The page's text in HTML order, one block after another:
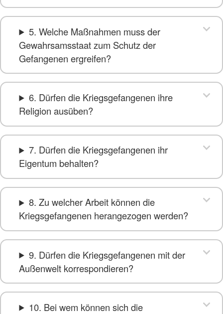
5. Welche Maßnahmen muss der
Gewahrsamsstaat zum Schutz der
Gefangenen ergreifen?
6. Dürfen die Kriegsgefangenen ihre
Religion ausüben?
7. Dürfen die Kriegsgefangenen ihr
Eigentum behalten?
8. Zu welcher Arbeit können die
Kriegsgefangenen herangezogen werden?
9. Dürfen die Kriegsgefangenen mit der
Außenwelt korrespondieren?
10. Bei wem können sich die